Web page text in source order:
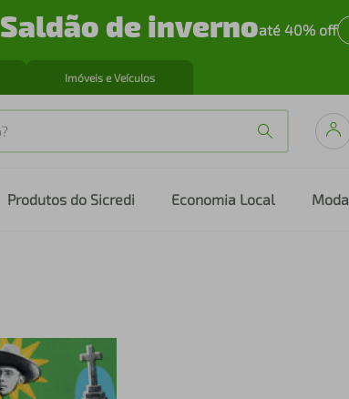
Saldão de invernoaté 40% off
Imóveis e Veículos
Produtos do Sicredi Economia Local Moda